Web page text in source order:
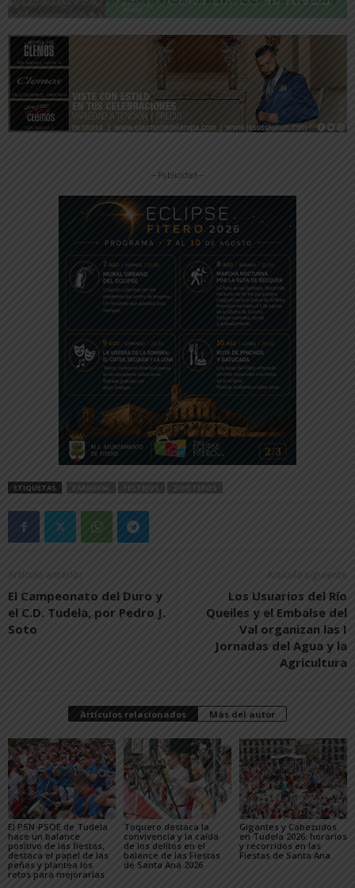
-- Publicidad --
ETIQUETAS CARNAVAL FESTEJOS ZIPOTEROS
Artículo anterior
El Campeonato del Duro y
el C.D. Tudela, por Pedro J.
Soto
Artículo siguiente
Los Usuarios del Río
Queiles y el Embalse del
Val organizan las I
Jornadas del Agua y la
Agricultura
Artículos relacionados Más del autor
El PSN-PSOE de Tudela
hace un balance
positivo de las fiestas,
destaca el papel de las
peñas y plantea los
retos para mejorarlas
Toquero destaca la
convivencia y la caída
de los delitos en el
balance de las Fiestas
de Santa Ana 2026
Gigantes y Cabezudos
en Tudela 2026: horarios
y recorridos en las
Fiestas de Santa Ana